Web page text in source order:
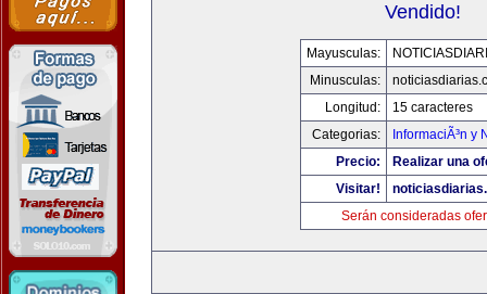
Vendido!
Mayusculas:
Minusculas:
Longitud:
15 caracteres
Categorias:
InformaciÃ³n y
Precio:
Realizar una
Visitar!
Serán consideradas